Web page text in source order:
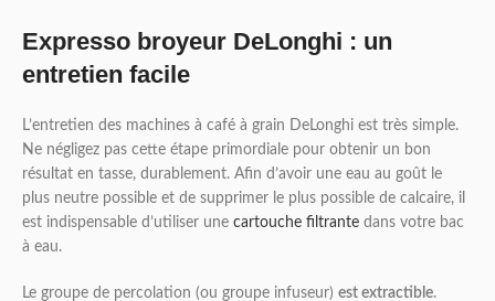
Expresso broyeur DeLonghi : un
entretien facile
L’entretien des machines à café à grain DeLonghi est très simple.
Ne négligez pas cette étape primordiale pour obtenir un bon
résultat en tasse, durablement. Afin d’avoir une eau au goût le
plus neutre possible et de supprimer le plus possible de calcaire, il
est indispensable d’utiliser une cartouche filtrante dans votre bac
à eau.
Le groupe de percolation (ou groupe infuseur) est extractible.